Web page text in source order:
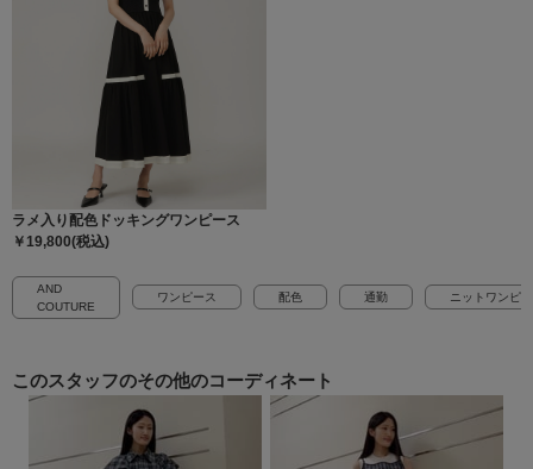
ラメ入り配色ドッキングワンピース
￥19,800(税込)
AND
COUTURE
ワンピース 配色 通勤 ニットワンピ
このスタッフのその他のコーディネート